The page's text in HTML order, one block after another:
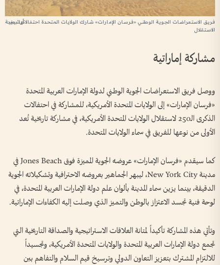
أرشيفية
فريق الاستعراضات الجوية الوطني «فرسان الإمارات» شارك الولايات المتحدة احتفالاتها بعيد
الاستقلال
مشاركة إماراتية
ووصل فريق الاستعراضات الجوية الوطني لدولة الإمارات العربية المتحدة
«فرسان الإمارات» إلى الولايات المتحدة الأمريكية، للمشاركة في احتفالات
الذكرى الـ250 لاستقلال الولايات المتحدة الأمريكية، في مشاركة تاريخية تُعد
الأولى من نوعها للفريق في سماء الولايات المتحدة.
كما سيقدم «فرسان الإمارات» عروضه الجوية المميزة فوق Jones Beach في
مدينة New York City، ليبهر الجماهير بعروضه الاحترافية وتشكيلاته الجوية
الدقيقة، بينما يزين سماء المدينة بألوان علم دولة الإمارات العربية المتحدة، في
لوحة فنية تجسد الاعتزاز بالوطن والتميز الذي وصلت إليه الكفاءات الإماراتية.
وتأتي هذه المشاركة تأكيداً لمتانة العلاقات الاستراتيجية والصداقة التاريخية التي
تجمع دولة الإمارات العربية المتحدة والولايات المتحدة الأمريكية، وتجسيداً
للالتزام المشترك بتعزيز التعاون الدولي وترسيخ قيم السلام والتفاهم بين